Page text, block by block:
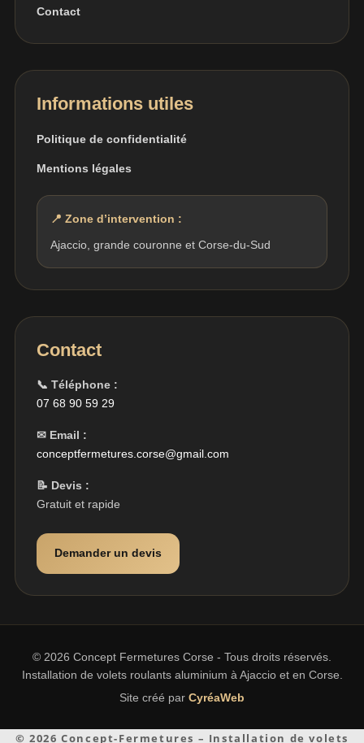
Contact
Informations utiles
Politique de confidentialité
Mentions légales
📍 Zone d’intervention :
Ajaccio, grande couronne et Corse-du-Sud
Contact
📞 Téléphone :
07 68 90 59 29
✉ Email :
conceptfermetures.corse@gmail.com
📝 Devis :
Gratuit et rapide
Demander un devis
© 2026 Concept Fermetures Corse - Tous droits réservés.
Installation de volets roulants aluminium à Ajaccio et en Corse.
Site créé par CyréaWeb
© 2026 Concept-Fermetures – Installation de volets